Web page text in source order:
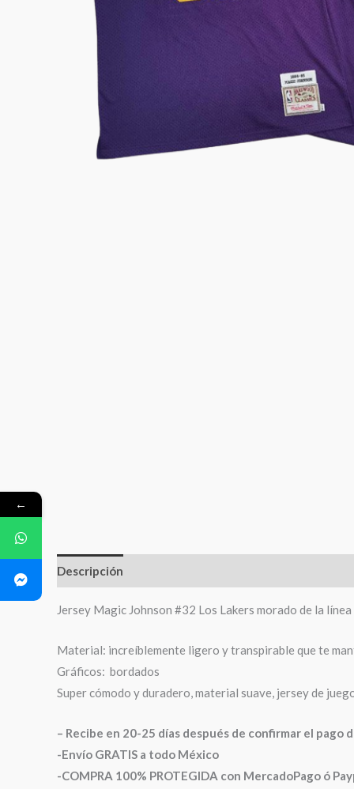
Descripción
Jersey Magic Johnson #32 Los Lakers morado de la
Material: increíblemente ligero y transpirable que te
Gráficos: bordados
Super cómodo y duradero, material suave, jersey de
– Recibe en 20-25 días después de confirmar el pago
-Envío GRATIS a todo México
-COMPRA 100% PROTEGIDA con MercadoPago ó
←